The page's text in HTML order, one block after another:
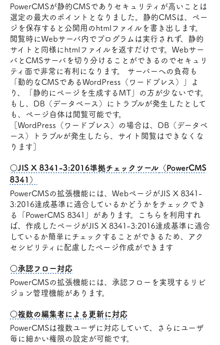
PowerCMSが静的CMSでありセキュリティが高いことは
選定の最大のポイントとなりました。静的CMSは、ペー
ジを保存すると公開用のhtmlファイルを書き出します。
閲覧時にWebサーバ内でプログラムは実行されず、静的
サイトと同様にhtmlファイルを返すだけです。Webサー
バとCMSサーバを切り分けることができるのでセキュリ
ティ面で非常に有利になります。 サーバーへの負荷も
「動的なCMSであるWordPress（ワードプレス）」よ
り、「静的にページを生成するMT」の方が少ないです。
もし、DB（データベース）にトラブルが発生したとして
も、ページ自体は閲覧可能です。
［WordPress（ワードプレス）の場合は、DB（データベ
ース）トラブルが発生したら、サイト閲覧はできなくな
ります］
○JIS X 8341-3:2016準拠チェックツール（PowerCMS
8341）
PowerCMSの拡張機能には、WebページがJIS X 8341-
3:2016達成基準に適合しているかどうかをチェックでき
る「PowerCMS 8341」があります。こちらを利用すれ
ば、作成したページがJIS X 8341-3:2016達成基準に適合
しているか簡単にチェックすることができるため、アク
セシビリティに配慮したページ作成ができます
○承認フロー対応
PowerCMSの拡張機能には、承認フローを実現するリビ
ジョン管理機能があります。
○複数の編集者による更新に対応
PowerCMSは複数ユーザに対応していて、さらにユーザ
毎に細かい権限の設定が可能です。